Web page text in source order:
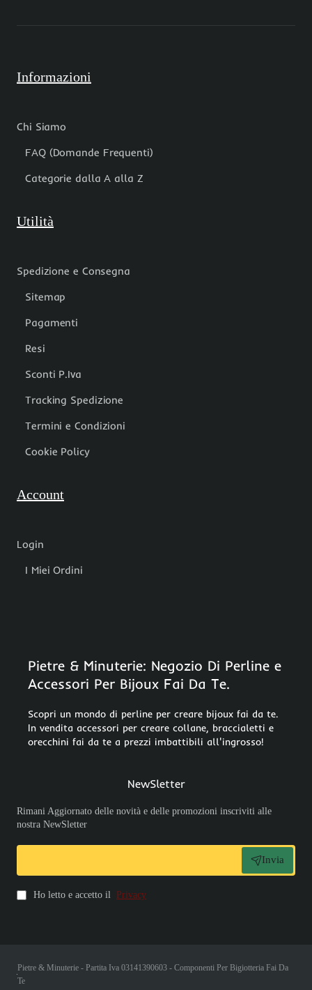
Informazioni
Chi Siamo
FAQ (Domande Frequenti)
Categorie dalla A alla Z
Utilità
Spedizione e Consegna
Sitemap
Pagamenti
Resi
Sconti P.Iva
Tracking Spedizione
Termini e Condizioni
Cookie Policy
Account
Login
I Miei Ordini
Pietre & Minuterie: Negozio Di Perline e
Accessori Per Bijoux Fai Da Te.
Scopri un mondo di perline per creare bijoux fai da te.
In vendita accessori per creare collane, braccialetti e
orecchini fai da te a prezzi imbattibili all'ingrosso!
NewSletter
Rimani Aggiornato delle novità e delle promozioni inscriviti alle
nostra NewSletter
Invia
Ho letto e accetto il Privacy
Pietre & Minuterie - Partita Iva 03141390603 - Componenti Per Bigiotteria Fai Da
Te